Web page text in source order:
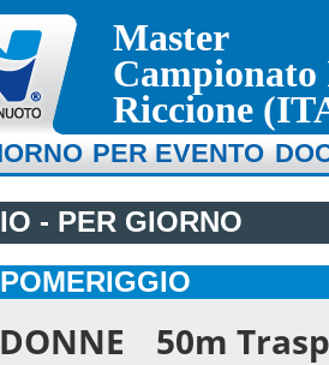
Master
Riccione
PER EVENTO
- PER GIORNO
DONNE
50m